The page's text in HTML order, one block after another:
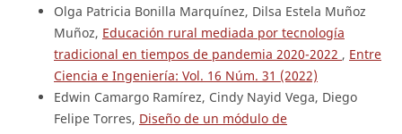
Olga Patricia Bonilla Marquínez, Dilsa Estela Muñoz
Muñoz, Educación rural mediada por tecnología
tradicional en tiempos de pandemia 2020-2022 , Entre
Ciencia e Ingeniería: Vol. 16 Núm. 31 (2022)
Edwin Camargo Ramírez, Cindy Nayid Vega, Diego
Felipe Torres, Diseño de un módulo de